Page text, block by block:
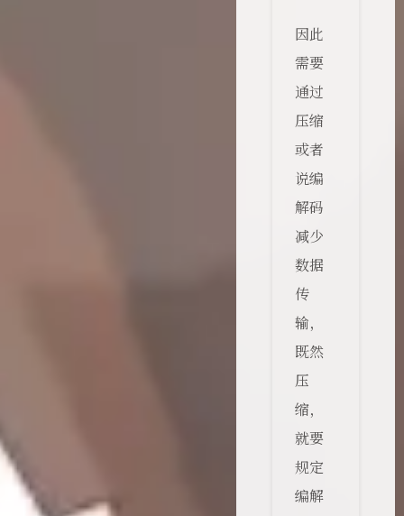
因此
需要
通过
压缩
或者
说编
解码
减少
数据
传
输，
既然
压
缩，
就要
规定
编解